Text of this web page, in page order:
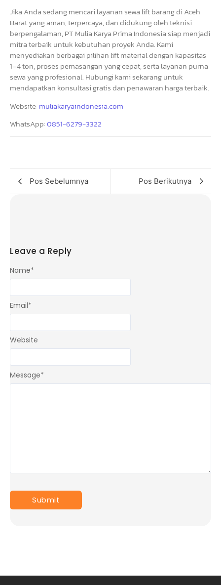
Jika Anda sedang mencari layanan sewa lift barang di Aceh
Barat yang aman, terpercaya, dan didukung oleh teknisi
berpengalaman, PT Mulia Karya Prima Indonesia siap menjadi
mitra terbaik untuk kebutuhan proyek Anda. Kami
menyediakan berbagai pilihan lift material dengan kapasitas
1–4 ton, proses pemasangan yang cepat, serta layanan purna
sewa yang profesional. Hubungi kami sekarang untuk
mendapatkan konsultasi gratis dan penawaran harga terbaik.
Website: muliakaryaindonesia.com
WhatsApp:0851-6279-3322
Pos Sebelumnya Pos Berikutnya
Leave a Reply
Message*
Name*
Email*
Website